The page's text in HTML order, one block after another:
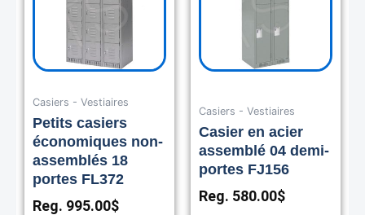
Casiers - Vestiaires
Petits casiers
économiques non-
assemblés 18
portes FL372
Reg. 995.00$
Casiers - Vestiaires
Casier en acier
assemblé 04 demi-
portes FJ156
Reg. 580.00$